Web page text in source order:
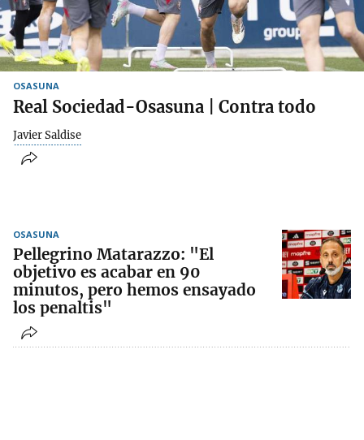
OSASUNA
Real Sociedad-Osasuna | Contra todo
Javier Saldise
OSASUNA
Pellegrino Matarazzo: "El
objetivo es acabar en 90
minutos, pero hemos ensayado
los penaltis"